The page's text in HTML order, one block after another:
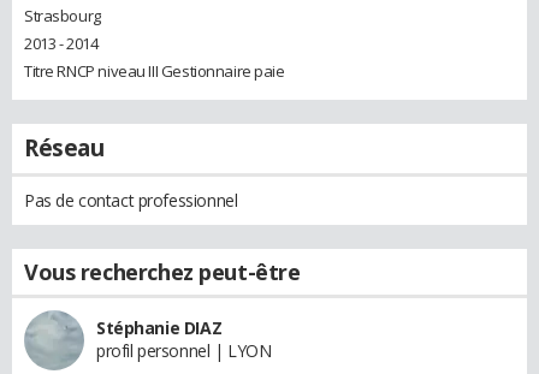
Strasbourg
2013 - 2014
Titre RNCP niveau III Gestionnaire paie
Réseau
Pas de contact professionnel
Vous recherchez peut-être
Stéphanie DIAZ
profil personnel | LYON